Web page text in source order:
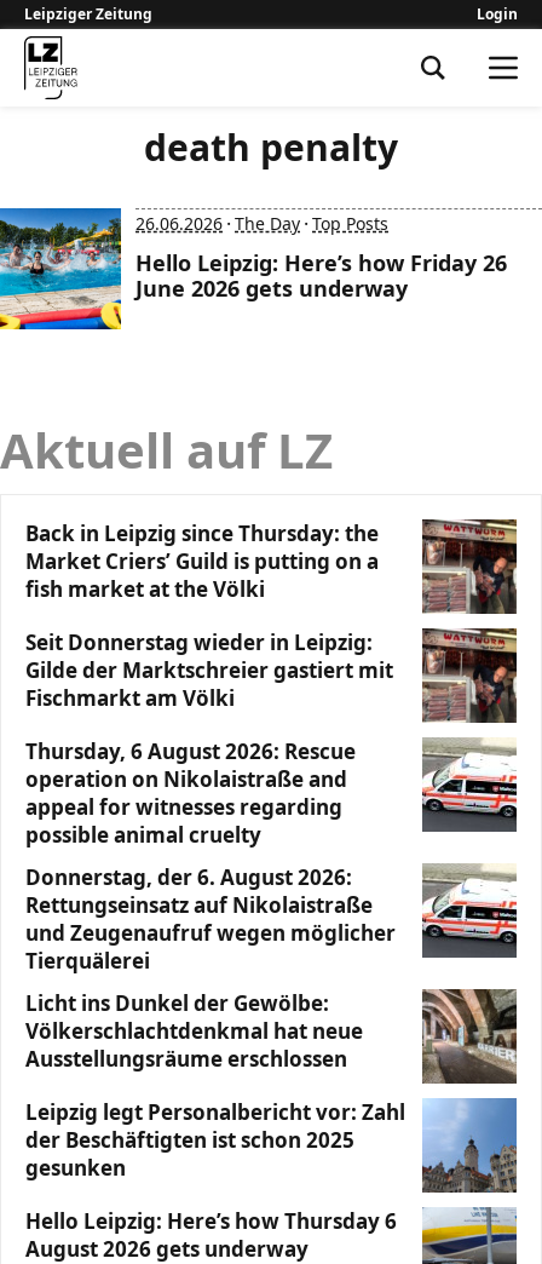
Leipziger Zeitung Login
death penalty
26.06.2026 · The Day · Top Posts
Hello Leipzig: Here’s how Friday 26
June 2026 gets underway
Aktuell auf LZ
Back in Leipzig since Thursday: the
Market Criers’ Guild is putting on a
fish market at the Völki
Seit Donnerstag wieder in Leipzig:
Gilde der Marktschreier gastiert mit
Fischmarkt am Völki
Thursday, 6 August 2026: Rescue
operation on Nikolaistraße and
appeal for witnesses regarding
possible animal cruelty
Donnerstag, der 6. August 2026:
Rettungseinsatz auf Nikolaistraße
und Zeugenaufruf wegen möglicher
Tierquälerei
Licht ins Dunkel der Gewölbe:
Völkerschlachtdenkmal hat neue
Ausstellungsräume erschlossen
Leipzig legt Personalbericht vor: Zahl
der Beschäftigten ist schon 2025
gesunken
Hello Leipzig: Here’s how Thursday 6
August 2026 gets underway